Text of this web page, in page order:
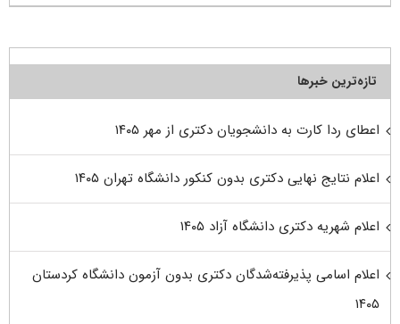
تازه‌ترین خبرها
اعطای ردا کارت به دانشجویان دکتری از مهر ۱۴۰۵
اعلام نتایج نهایی دکتری بدون کنکور دانشگاه تهران ۱۴۰۵
اعلام شهریه دکتری دانشگاه آزاد ۱۴۰۵
اعلام اسامی پذیرفته‌شدگان دکتری بدون آزمون دانشگاه کردستان
۱۴۰۵